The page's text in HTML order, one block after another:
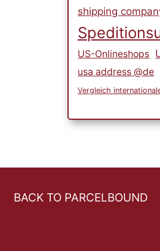
shipping
US-Onlineshops
usa address @de
Vergleich
BACK TO PARCELBOUND